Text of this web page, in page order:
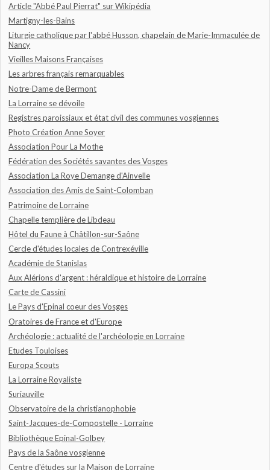
Article "Abbé Paul Pierrat" sur Wikipédia
Martigny-les-Bains
Liturgie catholique par l'abbé Husson, chapelain de Marie-Immaculée de
Nancy
Vieilles Maisons Françaises
Les arbres français remarquables
Notre-Dame de Bermont
La Lorraine se dévoile
Registres paroissiaux et état civil des communes vosgiennes
Photo Création Anne Soyer
Association Pour La Mothe
Fédération des Sociétés savantes des Vosges
Association La Roye Demange d'Ainvelle
Association des Amis de Saint-Colomban
Patrimoine de Lorraine
Chapelle templière de Libdeau
Hôtel du Faune à Châtillon-sur-Saône
Cercle d'études locales de Contrexéville
Académie de Stanislas
Aux Alérions d'argent : héraldique et histoire de Lorraine
Carte de Cassini
Le Pays d'Epinal coeur des Vosges
Oratoires de France et d'Europe
Archéologie : actualité de l'archéologie en Lorraine
Etudes Touloises
Europa Scouts
La Lorraine Royaliste
Suriauville
Observatoire de la christianophobie
Saint-Jacques-de-Compostelle - Lorraine
Bibliothèque Epinal-Golbey
Pays de la Saône vosgienne
Centre d'études sur la Maison de Lorraine